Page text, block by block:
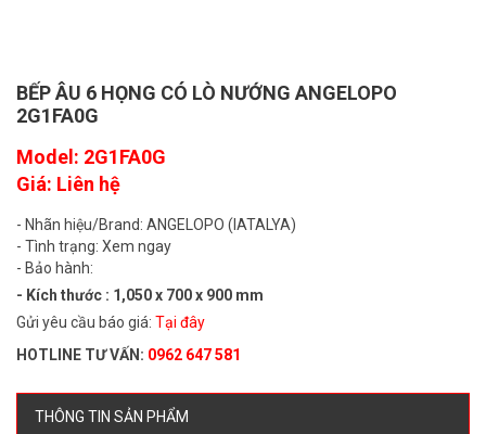
BẾP ÂU 6 HỌNG CÓ LÒ NƯỚNG ANGELOPO
2G1FA0G
Model: 2G1FA0G
Giá: Liên hệ
- Nhãn hiệu/Brand: ANGELOPO (IATALYA)
- Tình trạng: Xem ngay
- Bảo hành:
- Kích thước : 1,050 x 700 x 900 mm
Gửi yêu cầu báo giá: Tại đây
HOTLINE TƯ VẤN: 0962 647 581
THÔNG TIN SẢN PHẨM